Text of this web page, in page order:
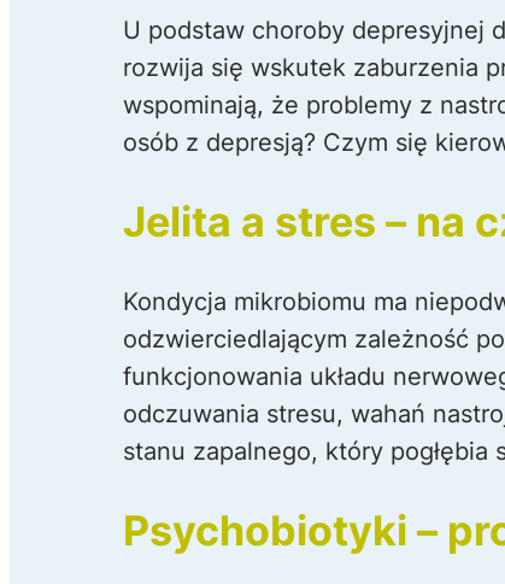
U podstaw choroby depresyjnej
rozwija się wskutek zaburzenia
wspominają, że problemy z
osób z depresją? Czym się
Jelita a stres – na
Kondycja mikrobiomu ma
odzwierciedlającym zależność
funkcjonowania układu
odczuwania stresu, wahań
stanu zapalnego, który pogłębia
Psychobiotyki –